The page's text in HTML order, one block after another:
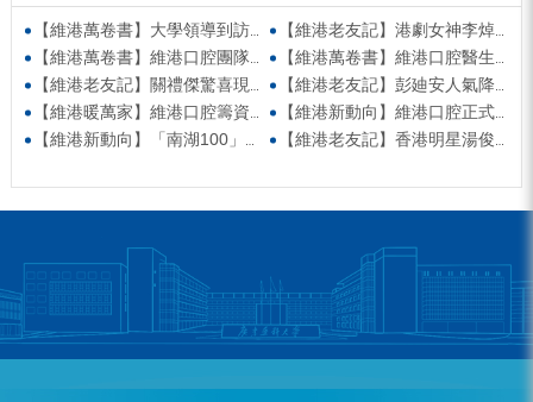
【維港萬卷書】大學領導到訪維港口腔參觀交流 高度讚賞院感消毒與規範化管理
【維港老友記】港劇女神李焯寧現身維港口腔擔任一日店長，分享護牙心得
【維港萬卷書】維港口腔團隊走進香港書展 感受閱讀力量拓寬專業視野
【維港萬卷書】維港口腔醫生團隊受邀參與美國登士柏西諾德專題研討 聚焦無牙頜種植修復前沿策略
【維港老友記】關禮傑驚喜現身維港口腔出任明星一日CEO 即場演繹同分享經驗！
【維港老友記】彭廸安人氣降臨維港口腔任明星一日店長 勁歌熱舞快閃表演點燃全場！
【維港暖萬家】維港口腔籌資捐款援助廣西洪澇災區 攜手香港廣西南寧同鄉會共獻愛心
【維港新動向】維港口腔正式獲聘為「羅湖區社會醫療機構行業協會監事單位」
【維港新動向】「南湖100」品牌發佈會 維港口腔獲評「突出貢獻企業」殊榮
【維港老友記】香港明星湯俊明驚喜現身維港口腔 擔任明星一日店長！